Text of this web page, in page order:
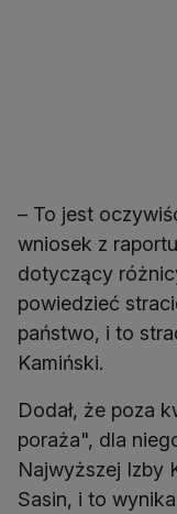
– To jest
wniosek z
dotyczący
powiedzieć
państwo, i to
Kamiński.
Dodał, że poza
poraża", dla
Najwyższej Izby
Sasin, i to